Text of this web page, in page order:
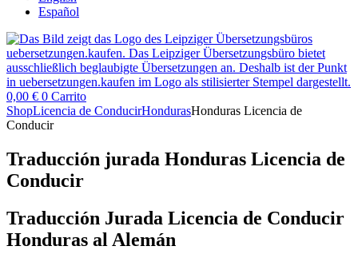
Español
0,00 € 0 Carrito
ShopLicencia de ConducirHondurasHonduras Licencia de
Conducir
Traducción jurada Honduras Licencia de
Conducir
Traducción Jurada Licencia de Conducir
Honduras al Alemán